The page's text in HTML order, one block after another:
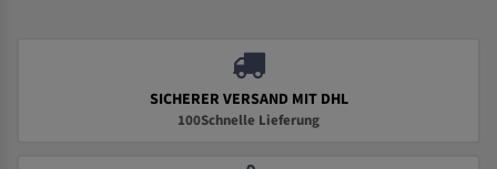
SICHERER VERSAND MIT DHL
100Schnelle Lieferung